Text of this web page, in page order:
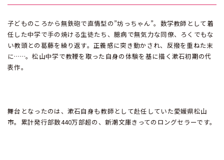
子どものころから無鉄砲で直情型の”坊っちゃん”。数学教師として着
任した中学で手の焼ける生徒たち、臆病で無気力な同僚、ろくでもな
い教頭との葛藤を繰り返す。正義感に突き動かされ、反撥を重ねた末
に……。松山中学で教鞭を取った自身の体験を基に描く漱石初期の代
表作。
舞台となったのは、漱石自身も教師として赴任していた愛媛県松山
市。累計発行部数440万部超の、新潮文庫きってのロングセラーです。